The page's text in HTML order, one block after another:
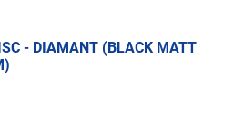
- DIAMANT (BLACK MATT